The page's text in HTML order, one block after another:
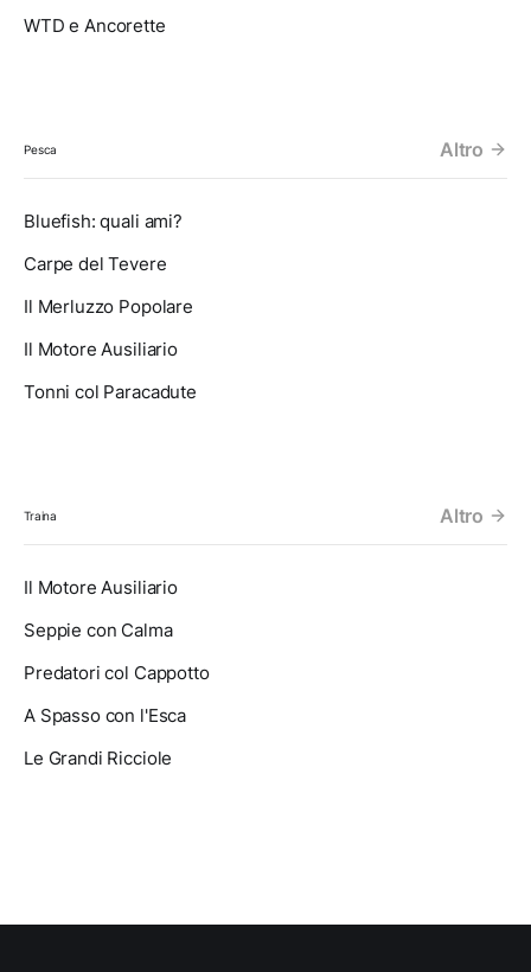
WTD e Ancorette
Pesca Altro
Bluefish: quali ami?
Carpe del Tevere
Il Merluzzo Popolare
Il Motore Ausiliario
Tonni col Paracadute
Traina Altro
Il Motore Ausiliario
Seppie con Calma
Predatori col Cappotto
A Spasso con l'Esca
Le Grandi Ricciole